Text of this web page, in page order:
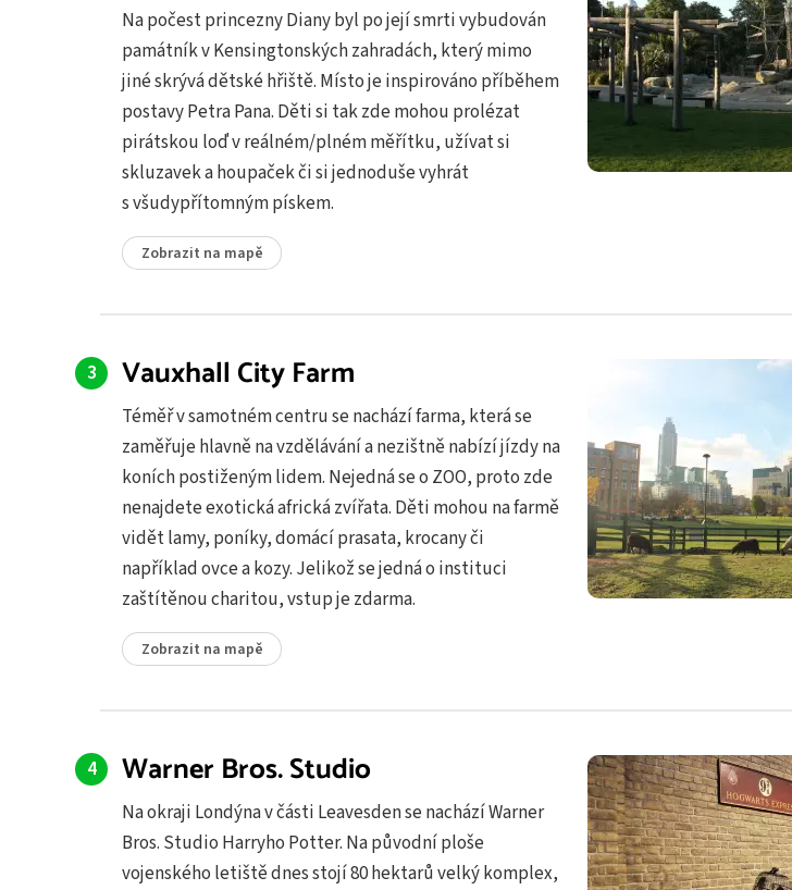
Na počest princezny Diany byl po její smrti vybudován
památník v Kensingtonských zahradách, který mimo
jiné skrývá dětské hřiště. Místo je inspirováno příběhem
postavy Petra Pana. Děti si tak zde mohou prolézat
pirátskou loď v reálném/plném měřítku, užívat si
skluzavek a houpaček či si jednoduše vyhrát
s všudypřítomným pískem.
Zobrazit na mapě
Vauxhall City Farm
Téměř v samotném centru se nachází farma, která se
zaměřuje hlavně na vzdělávání a nezištně nabízí jízdy na
koních postiženým lidem. Nejedná se o ZOO, proto zde
nenajdete exotická africká zvířata. Děti mohou na farmě
vidět lamy, poníky, domácí prasata, krocany či
například ovce a kozy. Jelikož se jedná o instituci
zaštítěnou charitou, vstup je zdarma.
Zobrazit na mapě
Warner Bros. Studio
Na okraji Londýna v části Leavesden se nachází Warner
Bros. Studio Harryho Potter. Na původní ploše
vojenského letiště dnes stojí 80 hektarů velký komplex,